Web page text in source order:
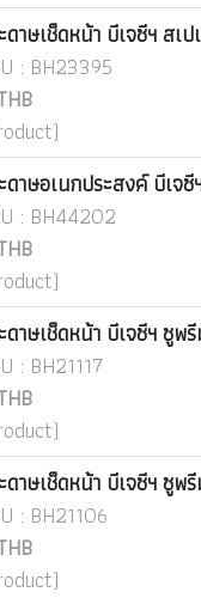
ดาษเช็ดหน้า บีเจซีฯ สเ
: BH23395
ดาษอเนกประสงค์ บีเจ
: BH44202
ดาษเช็ดหน้า บีเจซีฯ ซูพ
: BH21117
ดาษเช็ดหน้า บีเจซีฯ ซู
: BH21106